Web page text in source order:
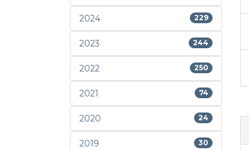
2024 229
2023 244
2022 250
2021 74
2020 24
2019 30